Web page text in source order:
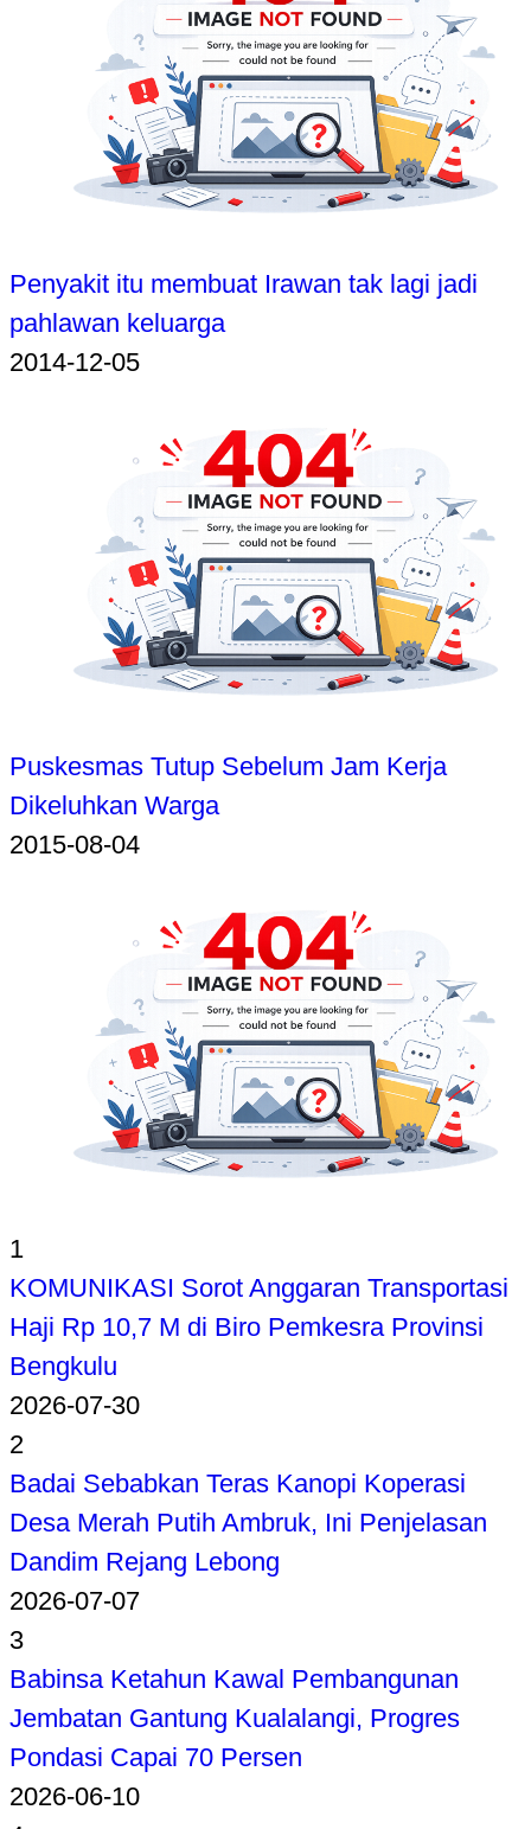
Penyakit itu membuat Irawan tak lagi jadi
pahlawan keluarga
2014-12-05
Puskesmas Tutup Sebelum Jam Kerja
Dikeluhkan Warga
2015-08-04
1
KOMUNIKASI Sorot Anggaran Transportasi
Haji Rp 10,7 M di Biro Pemkesra Provinsi
Bengkulu
2026-07-30
2
Badai Sebabkan Teras Kanopi Koperasi
Desa Merah Putih Ambruk, Ini Penjelasan
Dandim Rejang Lebong
2026-07-07
3
Babinsa Ketahun Kawal Pembangunan
Jembatan Gantung Kualalangi, Progres
Pondasi Capai 70 Persen
2026-06-10